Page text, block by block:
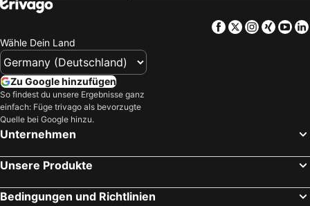
Torreblanca
Stadtviertel Santa Cruz
Tanger Med Port
Marbella Golf & Country Club
El Caminito del Rey
Nikki Beach
Strandpromenade Marbella
El Palmar
Olhos de Água
Barra da Fuseta Beach
Facebook
TwitterXing
Wähle Dein Land
Zu Google hinzufügen
So findest du unsere Ergebnisse ganz
einfach: Füge trivago als bevorzugte
Quelle bei Google hinzu.
Unternehmen
Unsere Produkte
Bedingungen und Richtlinien